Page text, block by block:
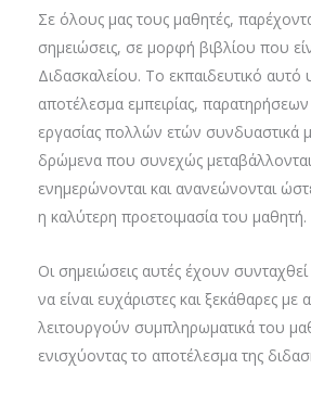
Σε όλους μας τους μαθητές,
σημειώσεις, σε μορφή βιβλίου που
Διδασκαλείου. Το εκπαιδευτικό αυτό
αποτέλεσμα εμπειρίας,
εργασίας πολλών ετών συνδυαστικά
δρώμενα που συνεχώς
ενημερώνονται και ανανεώνονται
η καλύτερη προετοιμασία του μαθητή.
Οι σημειώσεις αυτές έχουν
να είναι ευχάριστες και ξεκάθαρες
λειτουργούν συμπληρωματικά του
ενισχύοντας το αποτέλεσμα της